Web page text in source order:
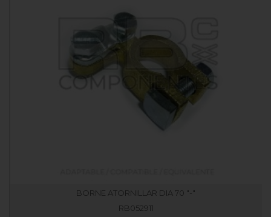
BORNE ATORNILLAR DIA 70 "-"
RB052911